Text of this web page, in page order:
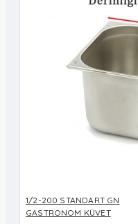
1/2-200 STANDART GN
GASTRONOM KÜVET